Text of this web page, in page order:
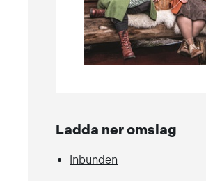
Ladda ner omslag
Inbunden